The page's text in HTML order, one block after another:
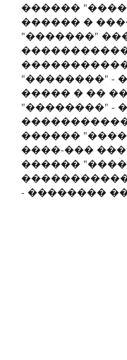
������
������ �
"�������"
"��������" -
����� � ��
"��������" -
������
����-���
������
- ��������